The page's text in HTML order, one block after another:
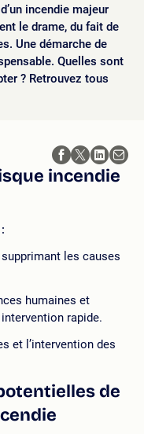
incendie majeur
le drame, du fait de
Une démarche de
Quelles sont
? Retrouvez tous
incendie
les causes
humaines et
rapide.
et l’intervention des
de